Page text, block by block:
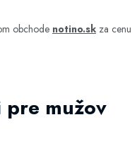
obchode notino.sk za cenu
pre mužov